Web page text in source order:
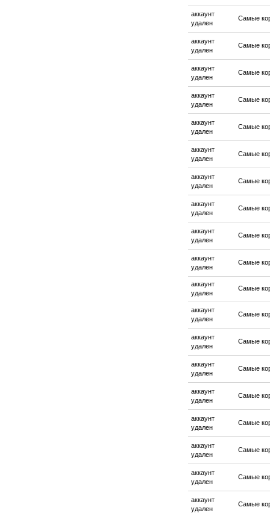
аккаунт
удален
Самые
аккаунт
удален
Самые
аккаунт
удален
Самые
аккаунт
удален
Самые
аккаунт
удален
Самые
аккаунт
удален
Самые
аккаунт
удален
Самые
аккаунт
удален
Самые
аккаунт
удален
Самые
аккаунт
удален
Самые
аккаунт
удален
Самые
аккаунт
удален
Самые
аккаунт
удален
Самые
аккаунт
удален
Самые
аккаунт
удален
Самые
аккаунт
удален
Самые
аккаунт
удален
Самые
аккаунт
удален
Самые
аккаунт
удален
Самые